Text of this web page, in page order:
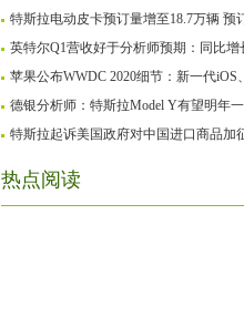
特斯拉电动皮卡预订量增至18.7万辆 预
英特尔Q1营收好于分析师预期：同比增
苹果公布WWDC 2020细节：新一代iOS
德银分析师：特斯拉Model Y有望明年
特斯拉起诉美国政府对中国进口商品加
热点阅读